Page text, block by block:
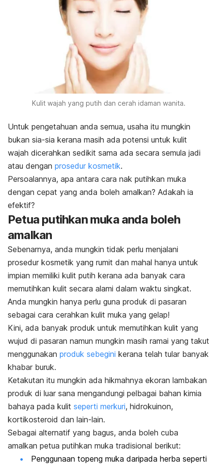
Kulit wajah yang putih dan cerah idaman wanita.
Untuk pengetahuan anda semua, usaha itu mungkin
bukan sia-sia kerana masih ada potensi untuk kulit
wajah dicerahkan sedikit sama ada secara semula jadi
atau dengan prosedur kosmetik.
Persoalannya, apa antara cara nak putihkan muka
dengan cepat yang anda boleh amalkan? Adakah ia
efektif?
Petua putihkan mukaanda boleh
amalkan
Sebenarnya, anda mungkin tidak perlu menjalani
prosedur kosmetik yang rumit dan mahal hanya untuk
impian memiliki kulit putih kerana ada banyak cara
memutihkan kulit secara alami dalam waktu singkat.
Anda mungkin hanya perlu guna produk di pasaran
sebagai cara cerahkan kulit muka yang gelap!
Kini, ada banyak produk untuk memutihkan kulit yang
wujud di pasaran namun mungkin masih ramai yang takut
menggunakan produk sebegini kerana telah tular banyak
khabar buruk.
Ketakutan itu mungkin ada hikmahnya ekoran lambakan
produk di luar sana mengandungi pelbagai bahan kimia
bahaya pada kulit seperti merkuri, hidrokuinon,
kortikosteroid dan lain-lain.
Sebagai alternatif yang bagus, anda boleh cuba
amalkan petua putihkan muka tradisional berikut:
Penggunaan topeng muka daripada herba seperti